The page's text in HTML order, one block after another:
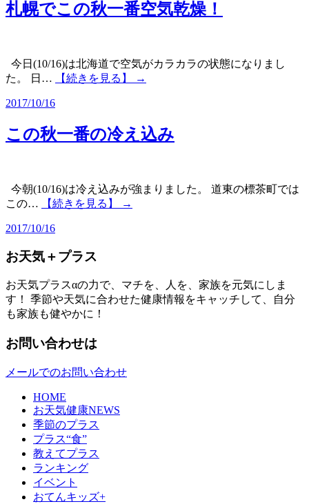
札幌でこの秋一番空気乾燥！
今日(10/16)は北海道で空気がカラカラの状態になりまし
た。 日…
【続きを見る】 →
2017/10/16
この秋一番の冷え込み
今朝(10/16)は冷え込みが強まりました。 道東の標茶町では
この…
【続きを見る】 →
2017/10/16
お天気＋プラス
お天気プラスαの力で、マチを、人を、家族を元気にしま
す！ 季節や天気に合わせた健康情報をキャッチして、自分
も家族も健やかに！
お問い合わせは
メールでのお問い合わせ
HOME
お天気健康NEWS
季節のプラス
プラス“食”
教えてプラス
ランキング
イベント
おてんキッズ+